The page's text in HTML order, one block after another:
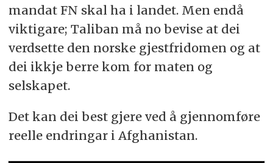
mandat FN skal ha i landet. Men endå
viktigare; Taliban må no bevise at dei
verdsette den norske gjestfridomen og at
dei ikkje berre kom for maten og
selskapet.
Det kan dei best gjere ved å gjennomføre
reelle endringar i Afghanistan.